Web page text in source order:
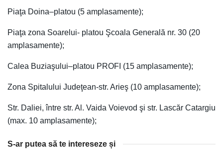
Piaţa Doina–platou (5 amplasamente);
Piaţa zona Soarelui- platou Şcoala Generală nr. 30 (20
amplasamente);
Calea Buziaşului–platou PROFI (15 amplasamente);
Zona Spitalului Judeţean-str. Arieş (10 amplasamente);
Str. Daliei, între str. Al. Vaida Voievod şi str. Lascăr Catargiu
(max. 10 amplasamente);
S-ar putea să te intereseze și